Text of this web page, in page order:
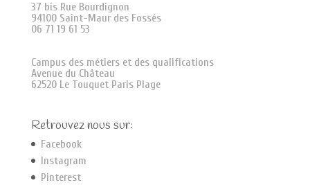
37 bis Rue Bourdignon
94100 Saint-Maur des Fossés
06 71 19 61 53
Campus des métiers et des qualifications
Avenue du Château
62520 Le Touquet Paris Plage
Retrouvez nous sur:
Facebook
Instagram
Pinterest